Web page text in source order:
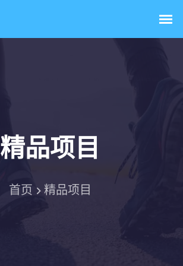
精品项目
首页 精品项目